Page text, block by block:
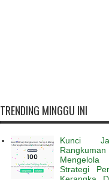
TRENDING MINGGU INI
Kunci
Mengelola
Strategi